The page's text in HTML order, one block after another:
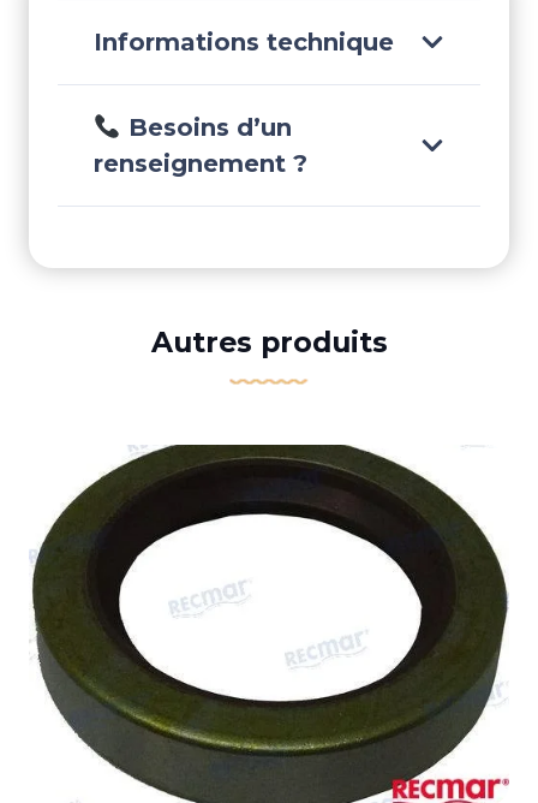
Informations technique
Besoins d’un
renseignement ?
Autres produits